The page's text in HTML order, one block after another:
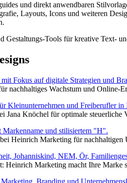
und direkt anwendbaren
Layouts, Icons und weiteren
nachhaltiges Wachstum und Online-
Jana Knöchel für optimale steuerliche
Heinrich Marketing für nachhaltigen
Heinrich Marketing macht Ihre Marke